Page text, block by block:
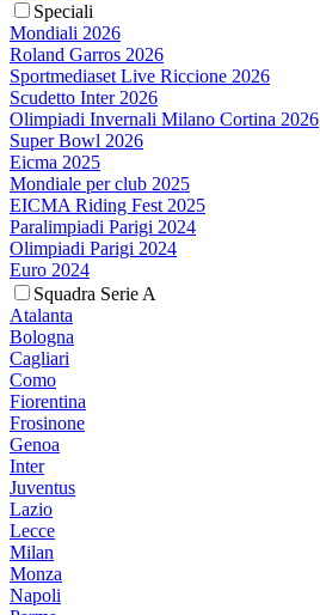
Speciali
Mondiali 2026
Roland Garros 2026
Sportmediaset Live Riccione 2026
Scudetto Inter 2026
Olimpiadi Invernali Milano Cortina 2026
Super Bowl 2026
Eicma 2025
Mondiale per club 2025
EICMA Riding Fest 2025
Paralimpiadi Parigi 2024
Olimpiadi Parigi 2024
Euro 2024
Squadra Serie A
Atalanta
Bologna
Cagliari
Como
Fiorentina
Frosinone
Genoa
Inter
Juventus
Lazio
Lecce
Milan
Monza
Napoli